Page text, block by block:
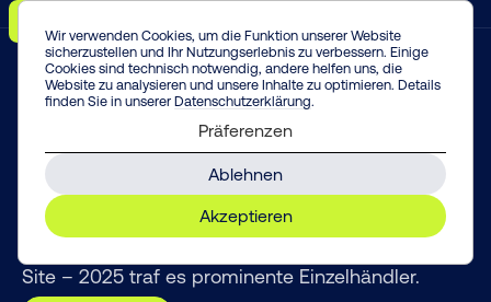
Wir verwenden Cookies, um die Funktion unserer Website
sicherzustellen und Ihr Nutzungserlebnis zu verbessern. Einige
Cookies sind technisch notwendig, andere helfen uns, die
Website zu analysieren und unsere Inhalte zu optimieren. Details
finden Sie in unserer Datenschutzerklärung.
Präferenzen
Ablehnen
Akzeptieren
Enter
Menü Vorfall melden!
DragonForce
DragonForce positioniert sich als Ransomware-
„Kartell“: Affiliates bringen die Angriffe,
Site – 2025 traf es prominente Einzelhändler.